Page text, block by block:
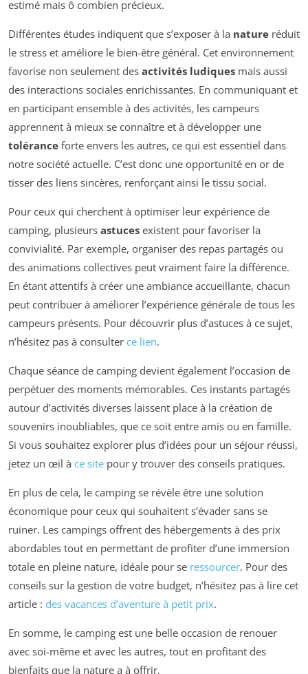
estimé mais ô combien précieux.
Différentes études indiquent que s’exposer à la nature réduit
le stress et améliore le bien-être général. Cet environnement
favorise non seulement des activités ludiques mais aussi
des interactions sociales enrichissantes. En communiquant et
en participant ensemble à des activités, les campeurs
apprennent à mieux se connaître et à développer une
tolérance forte envers les autres, ce qui est essentiel dans
notre société actuelle. C’est donc une opportunité en or de
tisser des liens sincères, renforçant ainsi le tissu social.
Pour ceux qui cherchent à optimiser leur expérience de
camping, plusieurs astuces existent pour favoriser la
convivialité. Par exemple, organiser des repas partagés ou
des animations collectives peut vraiment faire la différence.
En étant attentifs à créer une ambiance accueillante, chacun
peut contribuer à améliorer l’expérience générale de tous les
campeurs présents. Pour découvrir plus d’astuces à ce sujet,
n’hésitez pas à consulter ce lien.
Chaque séance de camping devient également l’occasion de
perpétuer des moments mémorables. Ces instants partagés
autour d’activités diverses laissent place à la création de
souvenirs inoubliables, que ce soit entre amis ou en famille.
Si vous souhaitez explorer plus d’idées pour un séjour réussi,
jetez un œil à ce site pour y trouver des conseils pratiques.
En plus de cela, le camping se révèle être une solution
économique pour ceux qui souhaitent s’évader sans se
ruiner. Les campings offrent des hébergements à des prix
abordables tout en permettant de profiter d’une immersion
totale en pleine nature, idéale pour se ressourcer. Pour des
conseils sur la gestion de votre budget, n’hésitez pas à lire cet
article : des vacances d’aventure à petit prix.
En somme, le camping est une belle occasion de renouer
avec soi-même et avec les autres, tout en profitant des
bienfaits que la nature a à offrir.